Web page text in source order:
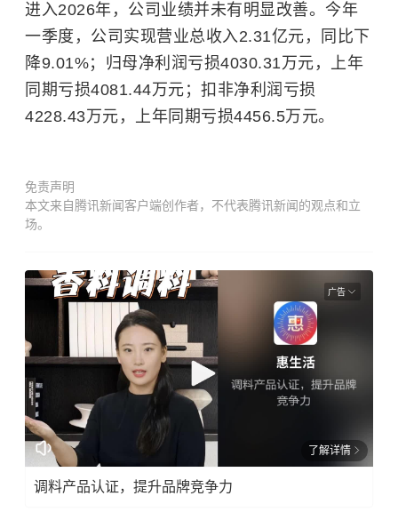
进入2026年，公司业绩并未有明显改善。今年
一季度，公司实现营业总收入2.31亿元，同比下
降9.01%；归母净利润亏损4030.31万元，上年
同期亏损4081.44万元；扣非净利润亏损
4228.43万元，上年同期亏损4456.5万元。
免责声明
本文来自腾讯新闻客户端创作者，不代表腾讯新闻的观点和立
场。
广告
了解详情
调料产品认证，提升品牌竞争力